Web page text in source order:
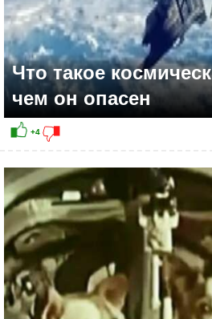
+11
Что такое
чем он опасен